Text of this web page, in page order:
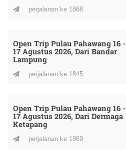
perjalanan ke 1868
Open Trip Pulau Pahawang 16 -
17 Agustus 2026, Dari Bandar
Lampung
perjalanan ke 1845
Open Trip Pulau Pahawang 16 -
17 Agustus 2026, Dari Dermaga
Ketapang
perjalanan ke 1869